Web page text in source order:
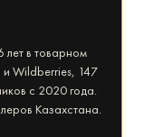
лет в товарном
и Wildberries, 147
с 2020 года.
Казахстана.